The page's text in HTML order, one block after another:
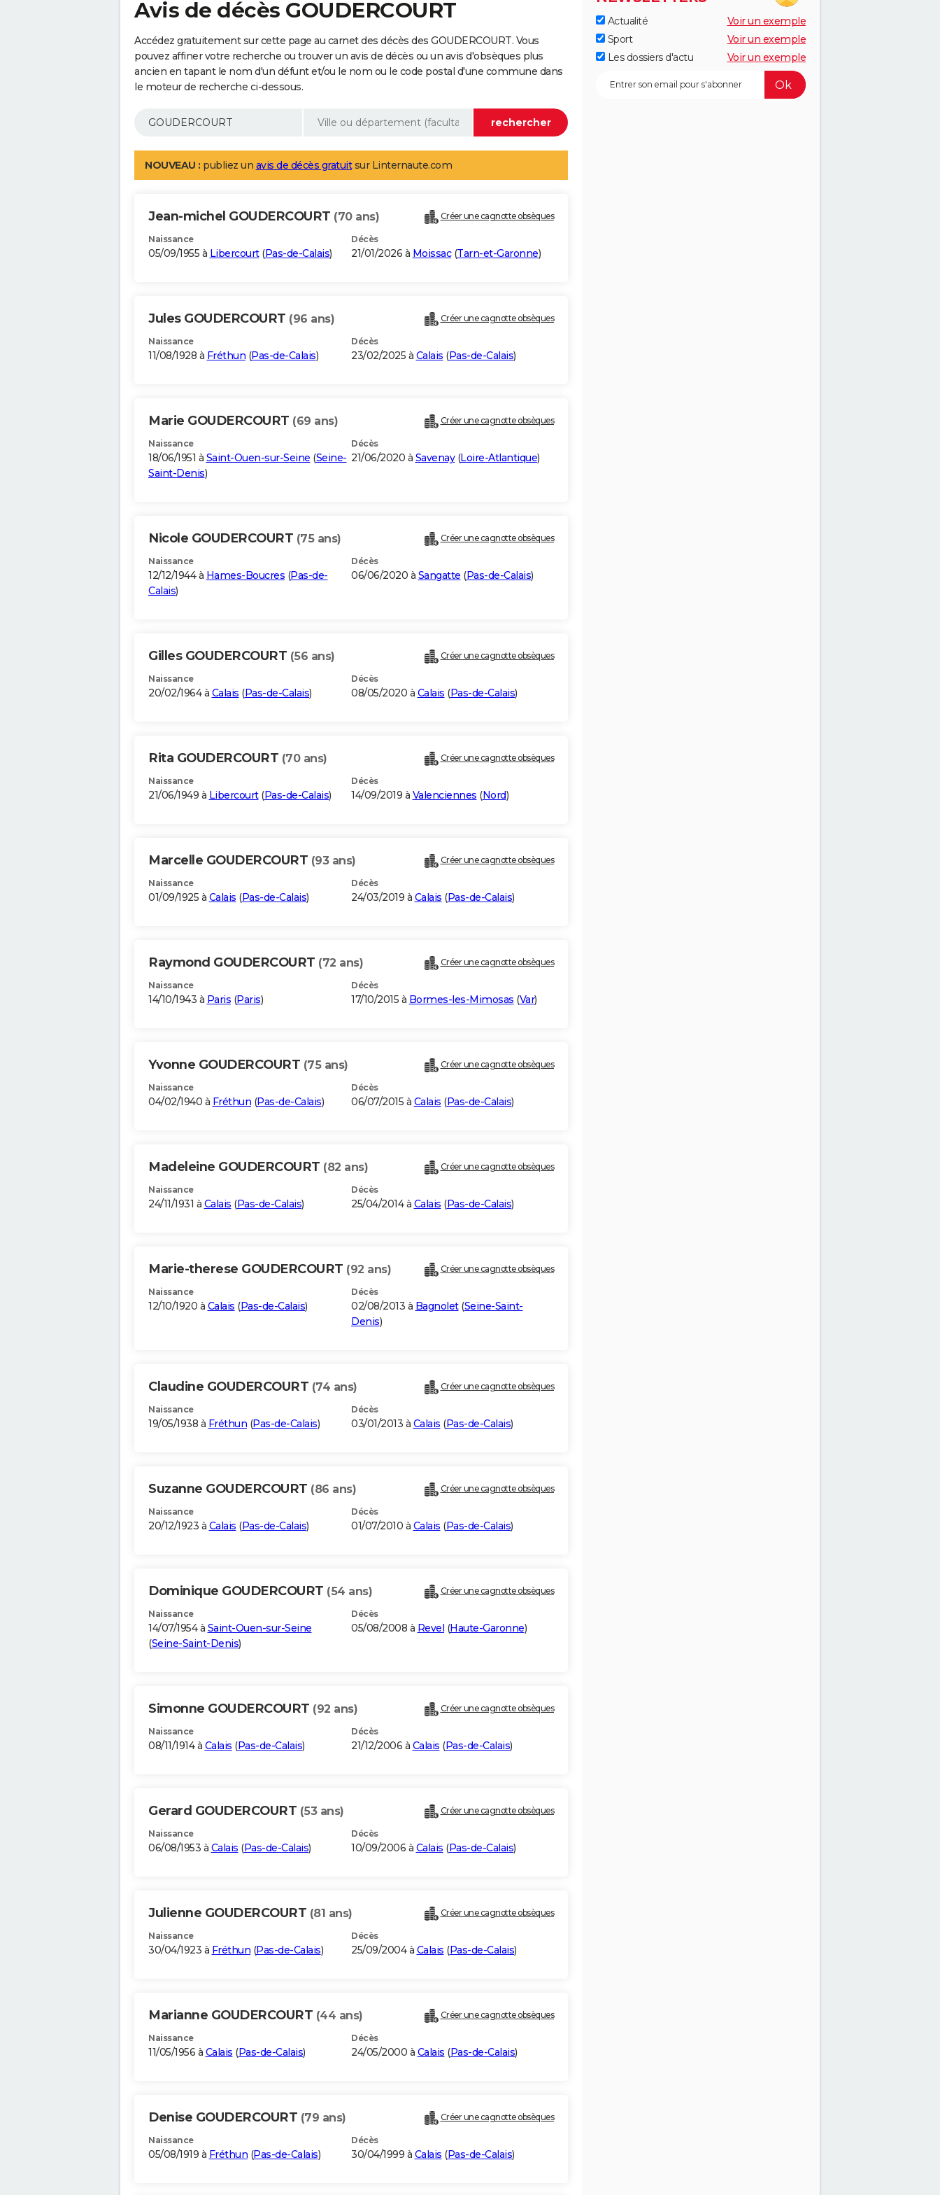
Avis de décès GOUDERCOURT
Accédez gratuitement sur cette page au carnet des décès des GOUDERCOURT. Vous
pouvez affiner votre recherche ou trouver un avis de décès ou un avis d'obsèques plus
ancien en tapant le nom d'un défunt et/ou le nom ou le code postal d'une commune dans
le moteur de recherche ci-dessous.
NOUVEAU : publiez un avis de décès gratuitsur Linternaute.com
Jean-michel GOUDERCOURT (70 ans) Créer une cagnotte obsèques
Naissance
05/09/1955 à Libercourt(Pas-de-Calais)
Décès
21/01/2026 à Moissac(Tarn-et-Garonne)
Jules GOUDERCOURT (96 ans) Créer une cagnotte obsèques
Naissance
11/08/1928 à Fréthun (Pas-de-Calais)
Décès
23/02/2025 à Calais (Pas-de-Calais)
Marie GOUDERCOURT (69 ans) Créer une cagnotte obsèques
Naissance
18/06/1951 à Saint-Ouen-sur-Seine (Seine-
Saint-Denis)
Décès
21/06/2020 à Savenay(Loire-Atlantique)
Nicole GOUDERCOURT (75 ans) Créer une cagnotte obsèques
Naissance
12/12/1944 à Hames-Boucres (Pas-de-
Calais)
Décès
06/06/2020 à Sangatte (Pas-de-Calais)
Gilles GOUDERCOURT (56 ans) Créer une cagnotte obsèques
Naissance
20/02/1964 à Calais (Pas-de-Calais)
Décès
08/05/2020 à Calais (Pas-de-Calais)
Rita GOUDERCOURT (70 ans) Créer une cagnotte obsèques
Naissance
21/06/1949 à Libercourt(Pas-de-Calais)
Décès
14/09/2019 à Valenciennes (Nord)
Marcelle GOUDERCOURT (93 ans) Créer une cagnotte obsèques
Naissance
01/09/1925 à Calais (Pas-de-Calais)
Décès
24/03/2019 à Calais (Pas-de-Calais)
Raymond GOUDERCOURT (72 ans) Créer une cagnotte obsèques
Naissance
14/10/1943 à Paris (Paris)
Décès
17/10/2015 à Bormes-les-Mimosas (Var)
Yvonne GOUDERCOURT (75 ans) Créer une cagnotte obsèques
Naissance
04/02/1940 à Fréthun (Pas-de-Calais)
Décès
06/07/2015 à Calais (Pas-de-Calais)
Madeleine GOUDERCOURT (82 ans) Créer une cagnotte obsèques
Naissance
24/11/1931 à Calais (Pas-de-Calais)
Décès
25/04/2014 à Calais (Pas-de-Calais)
Marie-therese GOUDERCOURT (92 ans) Créer une cagnotte obsèques
Naissance
12/10/1920 à Calais (Pas-de-Calais)
Décès
02/08/2013 à Bagnolet(Seine-Saint-
Denis)
Claudine GOUDERCOURT (74 ans) Créer une cagnotte obsèques
Naissance
19/05/1938 à Fréthun (Pas-de-Calais)
Décès
03/01/2013 à Calais (Pas-de-Calais)
Suzanne GOUDERCOURT (86 ans) Créer une cagnotte obsèques
Naissance
20/12/1923 à Calais (Pas-de-Calais)
Décès
01/07/2010 à Calais (Pas-de-Calais)
Dominique GOUDERCOURT (54 ans) Créer une cagnotte obsèques
Naissance
14/07/1954 à Saint-Ouen-sur-Seine
(Seine-Saint-Denis)
Décès
05/08/2008 à Revel (Haute-Garonne)
Simonne GOUDERCOURT (92 ans) Créer une cagnotte obsèques
Naissance
08/11/1914 à Calais (Pas-de-Calais)
Décès
21/12/2006 à Calais (Pas-de-Calais)
Gerard GOUDERCOURT (53 ans) Créer une cagnotte obsèques
Naissance
06/08/1953 à Calais (Pas-de-Calais)
Décès
10/09/2006 à Calais (Pas-de-Calais)
Julienne GOUDERCOURT (81 ans) Créer une cagnotte obsèques
Naissance
30/04/1923 à Fréthun (Pas-de-Calais)
Décès
25/09/2004 à Calais (Pas-de-Calais)
Marianne GOUDERCOURT (44 ans) Créer une cagnotte obsèques
Naissance
11/05/1956 à Calais (Pas-de-Calais)
Décès
24/05/2000 à Calais (Pas-de-Calais)
Denise GOUDERCOURT (79 ans) Créer une cagnotte obsèques
Naissance
05/08/1919 à Fréthun (Pas-de-Calais)
Décès
30/04/1999 à Calais (Pas-de-Calais)
Actualité
Voir un exemple
Sport
Voir un exemple
Les dossiers d'actu
Voir un exemple